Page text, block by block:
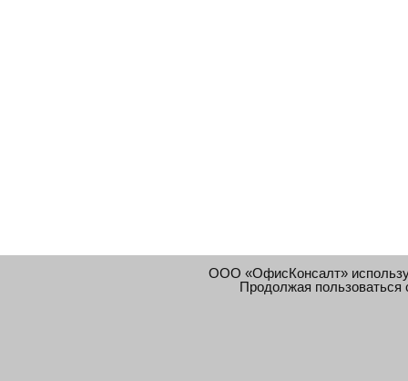
ООО «ОфисКонсалт»
Продолжая